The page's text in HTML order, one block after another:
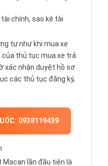
chính, sao kê tài
tự như khi mua xe
thủ tục mua xe trả
xác nhận duyệt hồ sơ
các thủ tục đăng ký,
0938119439
Macan lần đầu tiên là